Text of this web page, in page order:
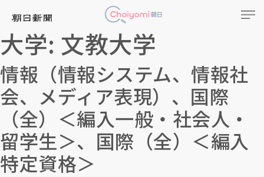
大学: 文教大学
情報（情報システム、情報社
会、メディア表現）、国際
（全）＜編入一般・社会人・
留学生＞、国際（全）＜編入
特定資格＞